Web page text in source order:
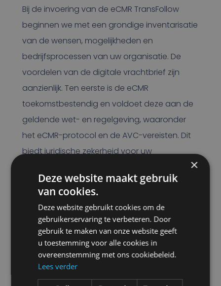
Bij de invoering van de eCMR TransFollow
beginnen we met een grondige inventarisatie
van de wensen, mogelijkheden en
bedrijfsprocessen van uw organisatie. De
voordelen van de digitale vrachtbrief zijn
aanzienlijk. Ten eerste is de eCMR
toekomstbestendig en voldoet deze aan de
geldende wet- en regelgeving, waaronder
het eCMR-protocol en de AVC-vereisten. Dit
biedt juridische zekerheid voor uw
Daarnaast verbetert de
eCMR de planning en zorgt het voor kosten-
en tijdsbesparingen. Door over te stappen
naar een digitaal archief vermindert de
papierlast, wat meer zekerheid biedt en de
administratieve afhandeling versnelt. Je
profiteert van realtime data, waardoor alle
betrokken partijen altijd over de meest
×
Deze website maakt gebruik
van cookies.
Deze website gebruikt cookies om de
gebruikerservaring te verbeteren. Door
gebruik te maken van onze website geeft
u toestemming voor alle cookies in
overeenstemming met ons cookiebeleid.
Lees verder